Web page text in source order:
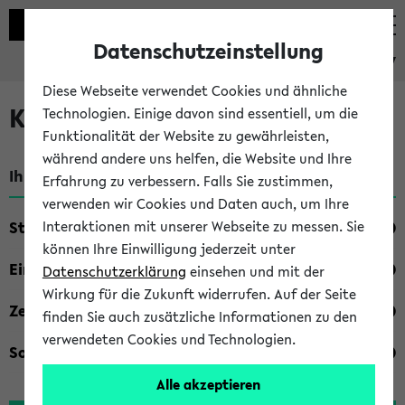
eKVV
Kombisuche im eKVV
Ihre Suchkriterien:
Studienfach
Einrichtung
Zeiten
Sonstiges
Datenschutzeinstellung
Diese Webseite verwendet Cookies und ähnliche
Technologien. Einige davon sind essentiell, um die
Funktionalität der Website zu gewährleisten,
während andere uns helfen, die Website und Ihre
Erfahrung zu verbessern. Falls Sie zustimmen,
verwenden wir Cookies und Daten auch, um Ihre
Interaktionen mit unserer Webseite zu messen. Sie
können Ihre Einwilligung jederzeit unter
Datenschutzerklärung einsehen und mit der
Wirkung für die Zukunft widerrufen. Auf der Seite
finden Sie auch zusätzliche Informationen zu den
verwendeten Cookies und Technologien.
Alle akzeptieren